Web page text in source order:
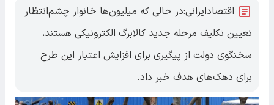
اقتصادایرانی:در حالی که میلیون‌ها خانوار چشم‌انتظار
تعیین تکلیف مرحله جدید کالابرگ الکترونیکی هستند،
سخنگوی دولت از پیگیری برای افزایش اعتبار این طرح
برای دهک‌های هدف خبر داد.